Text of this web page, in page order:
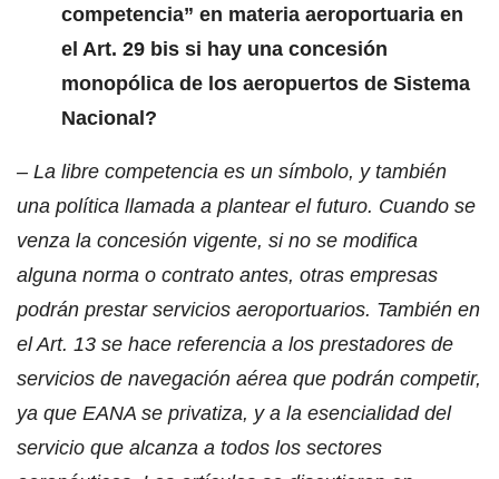
competencia” en materia aeroportuaria en
el Art. 29 bis si hay una concesión
monopólica de los aeropuertos de Sistema
Nacional?
– La libre competencia es un símbolo, y también
una política llamada a plantear el futuro. Cuando se
venza la concesión vigente, si no se modifica
alguna norma o contrato antes, otras empresas
podrán prestar servicios aeroportuarios. También en
el Art. 13 se hace referencia a los prestadores de
servicios de navegación aérea que podrán competir,
ya que EANA se privatiza, y a la esencialidad del
servicio que alcanza a todos los sectores